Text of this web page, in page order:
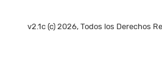
v2.1c (c) 2026, Todos los Derechos